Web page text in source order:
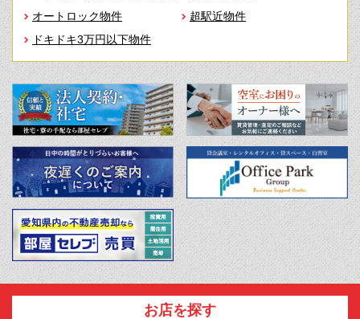
オートロック物件
超駅近物件
ドキドキ3万円以下物件
お店を探す